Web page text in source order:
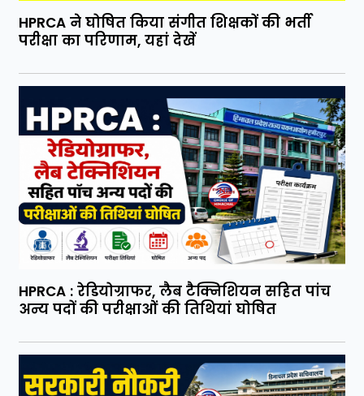
HPRCA ने घोषित किया संगीत शिक्षकों की भर्ती
परीक्षा का परिणाम, यहां देखें
HPRCA : रेडियोग्राफर, लैब टैक्निशियन सहित पांच
अन्य पदों की परीक्षाओं की तिथियां घोषित